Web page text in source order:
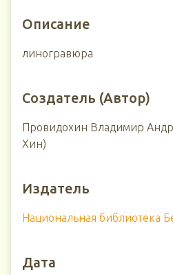
Описание
линогравюра
Создатель (Автор)
Провидохин Владимир
Хин)
Издатель
Национальная библиотека
Дата